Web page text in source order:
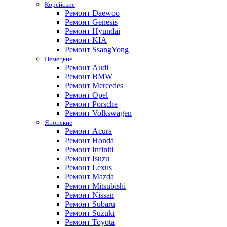
Корейские
Ремонт Daewoo
Ремонт Genesis
Ремонт Hyundai
Ремонт KIA
Ремонт SsangYong
Немецкие
Ремонт Audi
Ремонт BMW
Ремонт Mercedes
Ремонт Opel
Ремонт Porsche
Ремонт Volkswagen
Японские
Ремонт Acura
Ремонт Honda
Ремонт Infiniti
Ремонт Isuzu
Ремонт Lexus
Ремонт Mazda
Ремонт Mitsubishi
Ремонт Nissan
Ремонт Subaru
Ремонт Suzuki
Ремонт Toyota